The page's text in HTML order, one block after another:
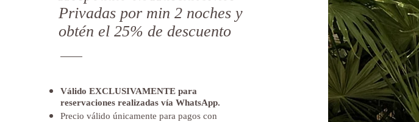
Privadas por min 2 noches y
obtén el 25% de descuento
Válido EXCLUSIVAMENTE para
reservaciones realizadas vía WhatsApp.
Precio válido únicamente para pagos con